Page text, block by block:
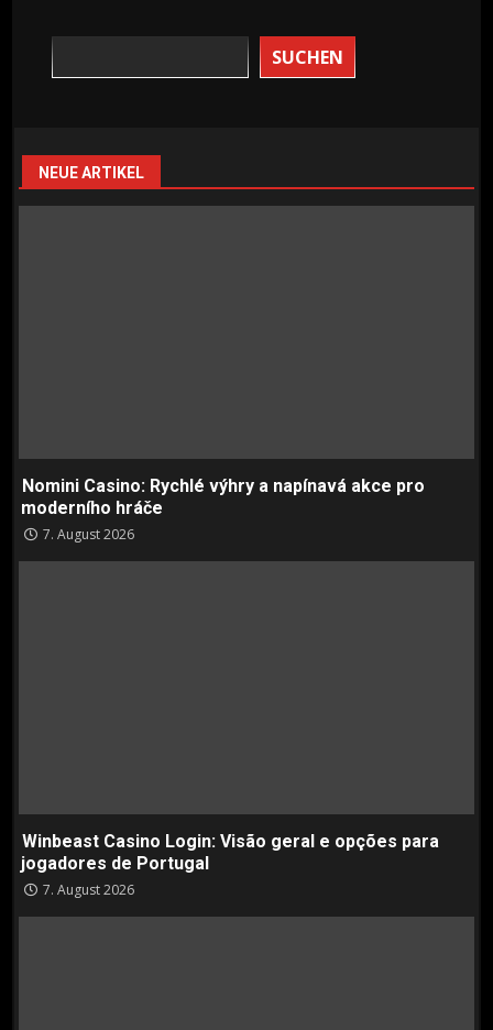
SUCHEN
NEUE ARTIKEL
Nomini Casino: Rychlé výhry a napínavá akce pro
moderního hráče
7. August 2026
Winbeast Casino Login: Visão geral e opções para
jogadores de Portugal
7. August 2026